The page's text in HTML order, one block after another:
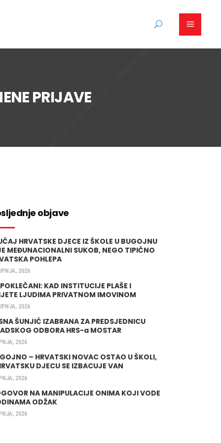
PRIJAVE
objave
HRVATSKE DJECE IZ ŠKOLE U BUGOJNU
MEĐUNACIONALNI SUKOB, NEGO TIPIČNO
POHLEPA
2026
KAD INSTITUCIJE PLAŠE I
LJUDIMA PRIVATNOM IMOVINOM
2026
ŠUNJIĆ IZABRANA ZA PREDSJEDNICU
ODBORA HRS-a MOSTAR
2026
– HRVATSKI NOVAC OSTAO U ŠKOLI,
DJECU SE IZBACUJE VAN
2026
NA MANIPULACIJE ONIMA KOJI VODE
ODŽAK
2026